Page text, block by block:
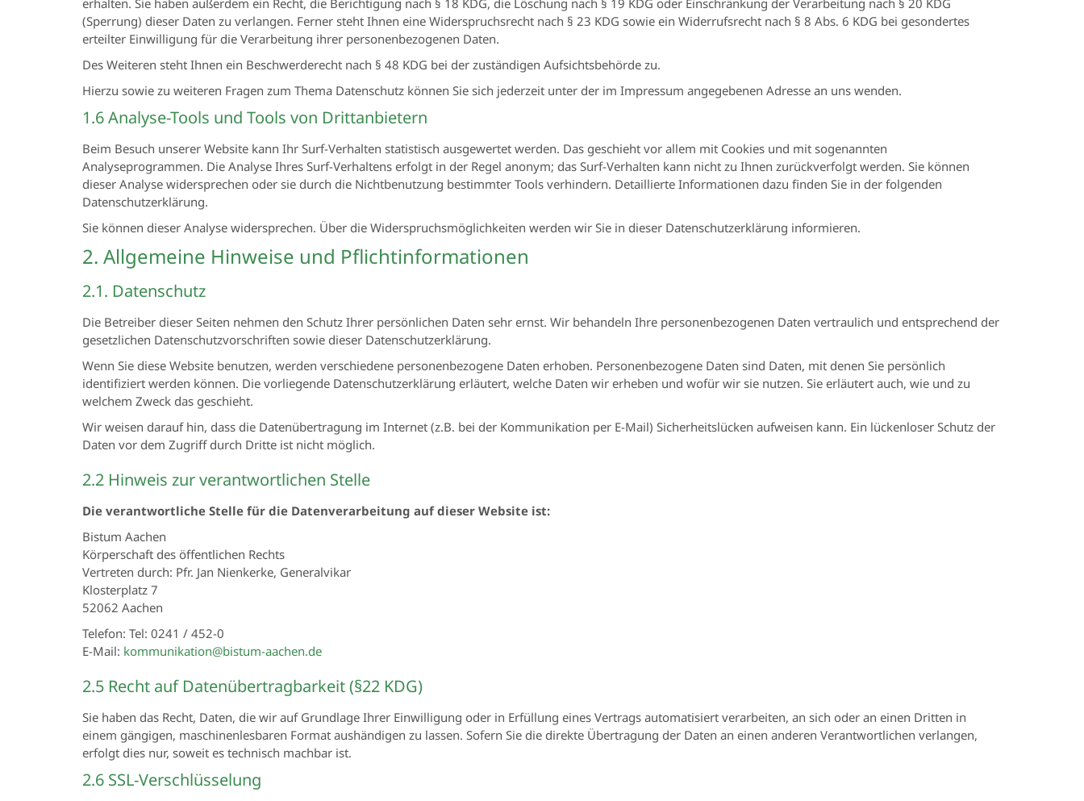
(Sperrung) dieser Daten zu verlangen. Ferner steht Ihnen eine Widerspruchsrecht nach § 23 KDG sowie ein Widerrufsrecht nach § 8 Abs. 6 KDG bei gesondertes
erteilter Einwilligung für die Verarbeitung ihrer personenbezogenen Daten.
Des Weiteren steht Ihnen ein Beschwerderecht nach § 48 KDG bei der zuständigen Aufsichtsbehörde zu.
Hierzu sowie zu weiteren Fragen zum Thema Datenschutz können Sie sich jederzeit unter der im Impressum angegebenen Adresse an uns wenden.
1.6 Analyse-Tools und Tools von Drittanbietern
Beim Besuch unserer Website kann Ihr Surf-Verhalten statistisch ausgewertet werden. Das geschieht vor allem mit Cookies und mit sogenannten
Analyseprogrammen. Die Analyse Ihres Surf-Verhaltens erfolgt in der Regel anonym; das Surf-Verhalten kann nicht zu Ihnen zurückverfolgt werden. Sie können
dieser Analyse widersprechen oder sie durch die Nichtbenutzung bestimmter Tools verhindern. Detaillierte Informationen dazu finden Sie in der folgenden
Datenschutzerklärung.
Sie können dieser Analyse widersprechen. Über die Widerspruchsmöglichkeiten werden wir Sie in dieser Datenschutzerklärung informieren.
2. Allgemeine Hinweise und Pflichtinformationen
2.1. Datenschutz
Die Betreiber dieser Seiten nehmen den Schutz Ihrer persönlichen Daten sehr ernst. Wir behandeln Ihre personenbezogenen Daten vertraulich und entsprechend der
gesetzlichen Datenschutzvorschriften sowie dieser Datenschutzerklärung.
Wenn Sie diese Website benutzen, werden verschiedene personenbezogene Daten erhoben. Personenbezogene Daten sind Daten, mit denen Sie persönlich
identifiziert werden können. Die vorliegende Datenschutzerklärung erläutert, welche Daten wir erheben und wofür wir sie nutzen. Sie erläutert auch, wie und zu
welchem Zweck das geschieht.
Wir weisen darauf hin, dass die Datenübertragung im Internet (z.B. bei der Kommunikation per E-Mail) Sicherheitslücken aufweisen kann. Ein lückenloser Schutz der
Daten vor dem Zugriff durch Dritte ist nicht möglich.
2.2 Hinweis zur verantwortlichen Stelle
Die verantwortliche Stelle für die Datenverarbeitung auf dieser Website ist:
Bistum Aachen
Körperschaft des öffentlichen Rechts
Vertreten durch: Pfr. Jan Nienkerke, Generalvikar
Klosterplatz 7
52062 Aachen
Telefon: Tel: 0241 / 452-0
E-Mail: kommunikation@bistum-aachen.de
2.5 Recht auf Datenübertragbarkeit (§22 KDG)
Sie haben das Recht, Daten, die wir auf Grundlage Ihrer Einwilligung oder in Erfüllung eines Vertrags automatisiert verarbeiten, an sich oder an einen Dritten in
einem gängigen, maschinenlesbaren Format aushändigen zu lassen. Sofern Sie die direkte Übertragung der Daten an einen anderen Verantwortlichen verlangen,
erfolgt dies nur, soweit es technisch machbar ist.
2.6 SSL-Verschlüsselung